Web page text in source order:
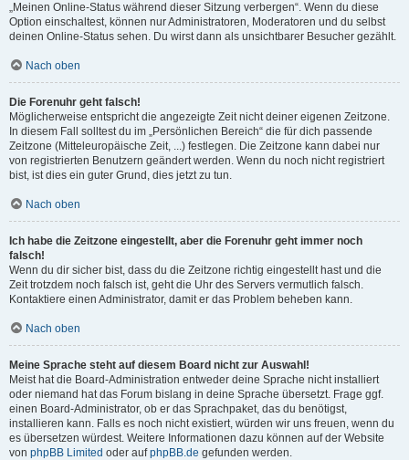
„Meinen Online-Status während dieser Sitzung verbergen“. Wenn du diese
Option einschaltest, können nur Administratoren, Moderatoren und du selbst
deinen Online-Status sehen. Du wirst dann als unsichtbarer Besucher gezählt.
Nach oben
Die Forenuhr geht falsch!
Möglicherweise entspricht die angezeigte Zeit nicht deiner eigenen Zeitzone.
In diesem Fall solltest du im „Persönlichen Bereich“ die für dich passende
Zeitzone (Mitteleuropäische Zeit, ...) festlegen. Die Zeitzone kann dabei nur
von registrierten Benutzern geändert werden. Wenn du noch nicht registriert
bist, ist dies ein guter Grund, dies jetzt zu tun.
Nach oben
Ich habe die Zeitzone eingestellt, aber die Forenuhr geht immer noch
falsch!
Wenn du dir sicher bist, dass du die Zeitzone richtig eingestellt hast und die
Zeit trotzdem noch falsch ist, geht die Uhr des Servers vermutlich falsch.
Kontaktiere einen Administrator, damit er das Problem beheben kann.
Nach oben
Meine Sprache steht auf diesem Board nicht zur Auswahl!
Meist hat die Board-Administration entweder deine Sprache nicht installiert
oder niemand hat das Forum bislang in deine Sprache übersetzt. Frage ggf.
einen Board-Administrator, ob er das Sprachpaket, das du benötigst,
installieren kann. Falls es noch nicht existiert, würden wir uns freuen, wenn du
es übersetzen würdest. Weitere Informationen dazu können auf der Website
von phpBB Limited oder aufphpBB.de gefunden werden.